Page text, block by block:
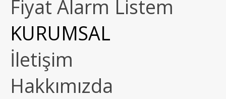
Fiyat Alarm Listem
KURUMSAL
İletişim
Hakkımızda